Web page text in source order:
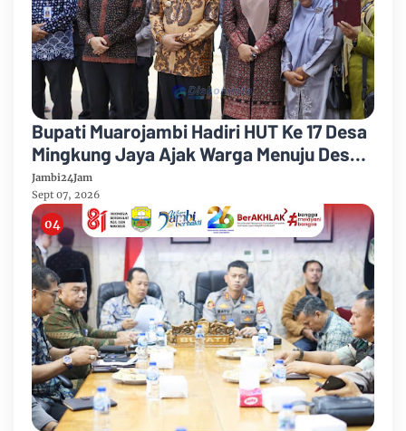
Bupati Muarojambi Hadiri HUT Ke 17 Desa
Mingkung Jaya Ajak Warga Menuju Desa
Mandiri 2026
Jambi24Jam
Sept 07, 2026